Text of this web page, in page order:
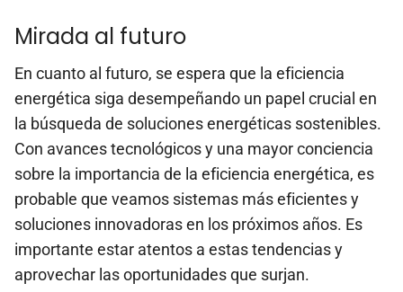
Mirada al futuro
En cuanto al futuro, se espera que la eficiencia
energética siga desempeñando un papel crucial en
la búsqueda de soluciones energéticas sostenibles.
Con avances tecnológicos y una mayor conciencia
sobre la importancia de la eficiencia energética, es
probable que veamos sistemas más eficientes y
soluciones innovadoras en los próximos años. Es
importante estar atentos a estas tendencias y
aprovechar las oportunidades que surjan.